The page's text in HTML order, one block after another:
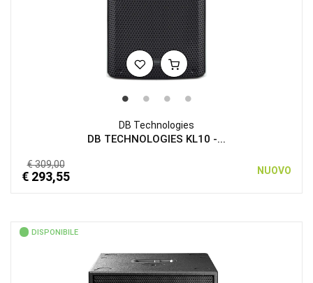
DB Technologies
DB TECHNOLOGIES KL10 -...
€ 309,00
€ 293,55 NUOVO
DISPONIBILE